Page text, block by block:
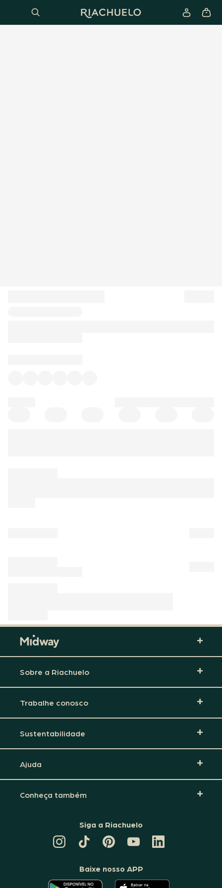
Sobre a Riachuelo
Trabalhe conosco
Sustentabilidade
Ajuda
Conheça também
Siga a Riachuelo
TIKTOK
DA
PINTEREST
DA
CANAL
DA
RIACHUELO
LINKEDIN
DA
Baixe nosso APP
O O